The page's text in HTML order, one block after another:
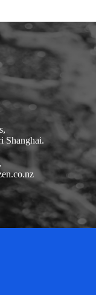
Shanghai.